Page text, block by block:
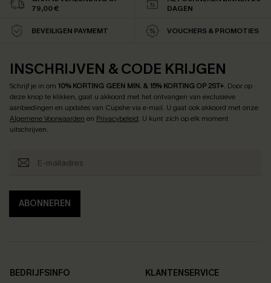
79,00 €
DAGEN
BEVEILIGEN PAYMEMT VOUCHERS & PROMOTIES
INSCHRIJVEN & CODE KRIJGEN
Schrijf je in om 10% KORTING GEEN MIN. & 15% KORTING OP 2ST+. Door op
deze knop te klikken, gaat u akkoord met het ontvangen van exclusieve
aanbiedingen en updates van Cupshe via e-mail. U gaat ook akkoord met onze
Algemene Voorwaarden en Privacybeleid. U kunt zich op elk moment
uitschrijven.
ABONNEREN
BEDRIJFSINFO
KLANTENSERVICE